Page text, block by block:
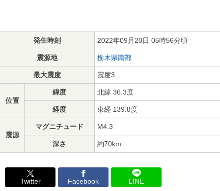
発生時刻 2022年09月20日 05時56分頃
震源地 栃木県南部
最大震度 震度3
位置
緯度 北緯 36.3度
経度 東経 139.8度
震源
マグニチュード M4.3
深さ 約70km
Twitter Facebook LINE